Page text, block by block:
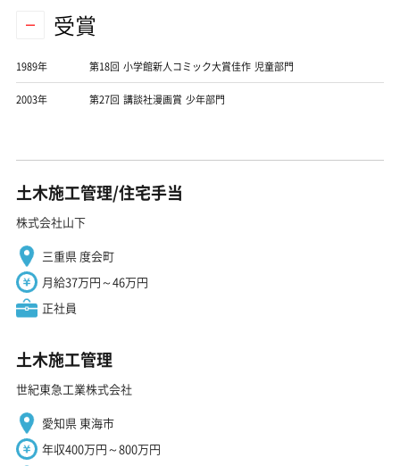
受賞
1989年 第18回 小学館新人コミック大賞佳作 児童部門
2003年 第27回 講談社漫画賞 少年部門
土木施工管理/住宅手当
株式会社山下
三重県 度会町
月給37万円～46万円
正社員
土木施工管理
世紀東急工業株式会社
愛知県 東海市
年収400万円～800万円